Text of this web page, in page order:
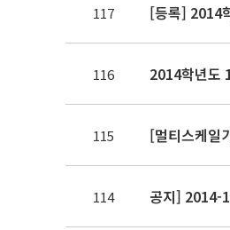
117 [등록] 2014
116 2014학년도
115 [멀티스케일
114 공지] 2014-